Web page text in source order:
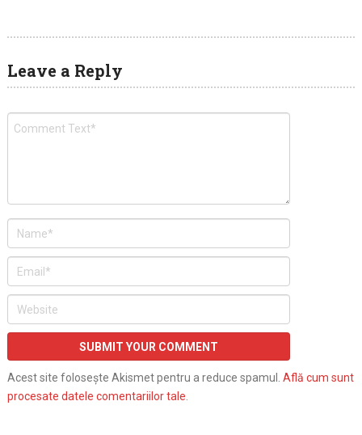
Leave a Reply
Acest site folosește Akismet pentru a reduce spamul. Află cum sunt
procesate datele comentariilor tale